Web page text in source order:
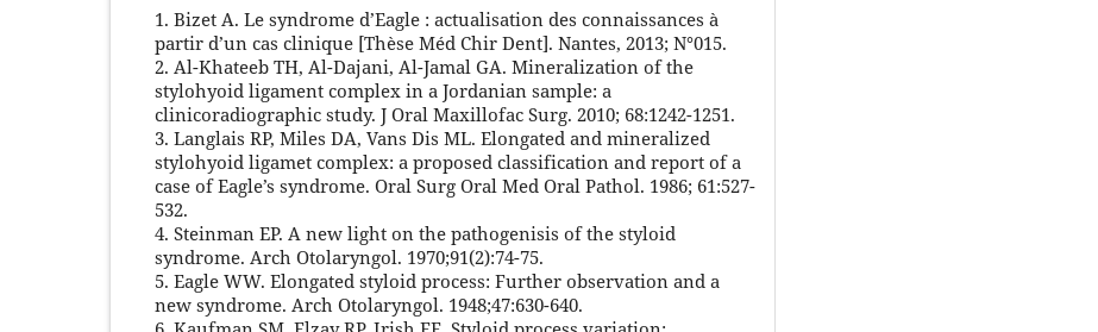
1. Bizet A. Le syndrome d’Eagle : actualisation des connaissances à
partir d’un cas clinique [Thèse Méd Chir Dent]. Nantes, 2013; N°015.
2. Al-Khateeb TH, Al-Dajani, Al-Jamal GA. Mineralization of the
stylohyoid ligament complex in a Jordanian sample: a
clinicoradiographic study. J Oral Maxillofac Surg. 2010; 68:1242-1251.
3. Langlais RP, Miles DA, Vans Dis ML. Elongated and mineralized
stylohyoid ligamet complex: a proposed classification and report of a
case of Eagle’s syndrome. Oral Surg Oral Med Oral Pathol. 1986; 61:527-
532.
4. Steinman EP. A new light on the pathogenisis of the styloid
syndrome. Arch Otolaryngol. 1970;91(2):74-75.
5. Eagle WW. Elongated styloid process: Further observation and a
new syndrome. Arch Otolaryngol. 1948;47:630-640.